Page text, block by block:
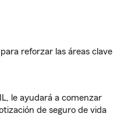
reforzar las áreas clave
le ayudará a comenzar
de seguro de vida